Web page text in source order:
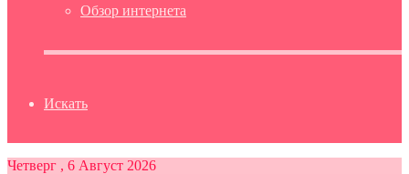
Обзор интернета
Искать
Четверг , 6 Август 2026